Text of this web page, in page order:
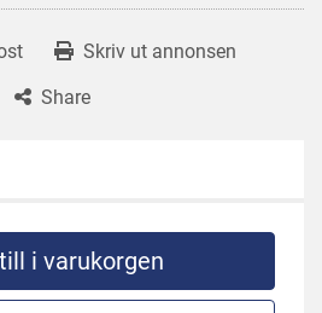
Skriv ut annonsen
Share
i varukorgen